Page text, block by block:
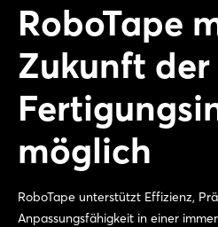
RoboTape
Zukunft der
möglich
RoboTape unterstützt Effizienz,
Anpassungsfähigkeit in einer